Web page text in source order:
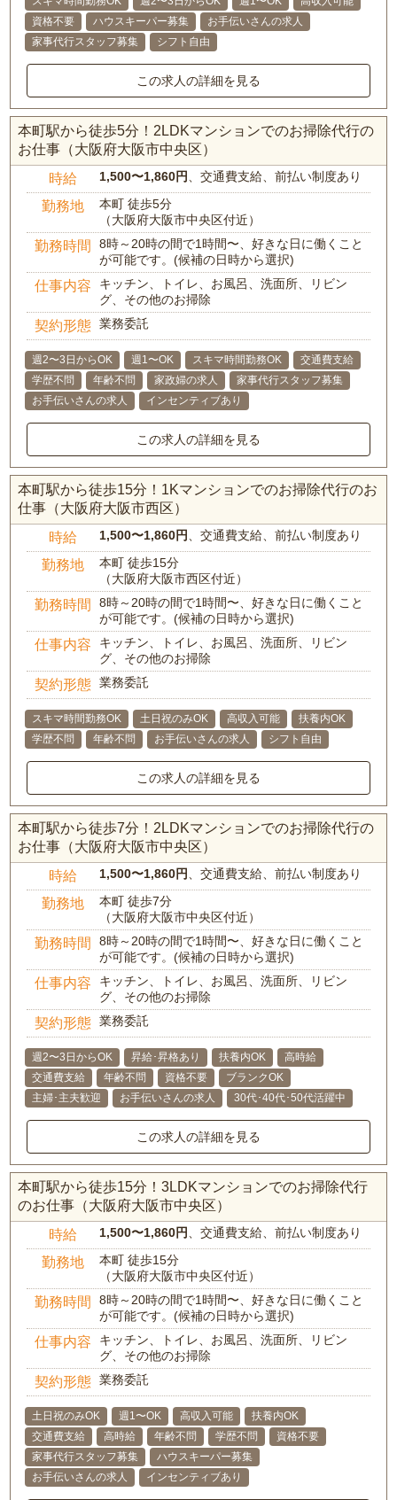
資格不要
ハウスキーパー募集
お手伝いさんの求人
家事代行スタッフ募集
シフト自由
この求人の詳細を見る
本町駅から徒歩5分！2LDKマンションでのお掃除代行の
お仕事（大阪府大阪市中央区）
時給 1,500〜1,860円 、交通費支給、前払い制度あり
勤務地
本町 徒歩5分
（大阪府大阪市中央区付近）
勤務時間
8時～20時の間で1時間〜、好きな日に働くこと
が可能です。(候補の日時から選択)
仕事内容
キッチン、トイレ、お風呂、洗面所、リビン
グ、その他のお掃除
契約形態 業務委託
週2〜3日からOK 週1〜OK スキマ時間勤務OK
交通費支給
学歴不問
年齢不問 家政婦の求人
家事代行スタッフ募集
お手伝いさんの求人
インセンティブあり
この求人の詳細を見る
本町駅から徒歩15分！1Kマンションでのお掃除代行のお
仕事（大阪府大阪市西区）
時給 1,500〜1,860円 、交通費支給、前払い制度あり
勤務地
本町 徒歩15分
（大阪府大阪市西区付近）
勤務時間
8時～20時の間で1時間〜、好きな日に働くこと
が可能です。(候補の日時から選択)
仕事内容
キッチン、トイレ、お風呂、洗面所、リビン
グ、その他のお掃除
契約形態 業務委託
スキマ時間勤務OK 土日祝のみOK 高収入可能
扶養内OK
学歴不問
年齢不問 お手伝いさんの求人 シフト自由
この求人の詳細を見る
本町駅から徒歩7分！2LDKマンションでのお掃除代行の
お仕事（大阪府大阪市中央区）
時給 1,500〜1,860円 、交通費支給、前払い制度あり
勤務地
本町 徒歩7分
（大阪府大阪市中央区付近）
勤務時間
8時～20時の間で1時間〜、好きな日に働くこと
が可能です。(候補の日時から選択)
仕事内容
キッチン、トイレ、お風呂、洗面所、リビン
グ、その他のお掃除
契約形態 業務委託
週2〜3日からOK 昇給･昇格あり 扶養内OK
高時給
交通費支給
年齢不問 資格不要
ブランクOK
主婦･主夫歓迎
お手伝いさんの求人 30代･40代･50代活躍中
この求人の詳細を見る
本町駅から徒歩15分！3LDKマンションでのお掃除代行
のお仕事（大阪府大阪市中央区）
時給 1,500〜1,860円 、交通費支給、前払い制度あり
勤務地
本町 徒歩15分
（大阪府大阪市中央区付近）
勤務時間
8時～20時の間で1時間〜、好きな日に働くこと
が可能です。(候補の日時から選択)
仕事内容
キッチン、トイレ、お風呂、洗面所、リビン
グ、その他のお掃除
契約形態 業務委託
土日祝のみOK 週1〜OK 高収入可能
扶養内OK
交通費支給
高時給 年齢不問 学歴不問
資格不要
家事代行スタッフ募集
ハウスキーパー募集
お手伝いさんの求人
インセンティブあり